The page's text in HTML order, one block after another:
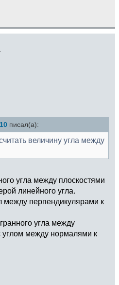
писал(а):
величину угла между
угла между плоскостями
линейного угла.
между перпендикулярами к
угла между
углом между нормалями к